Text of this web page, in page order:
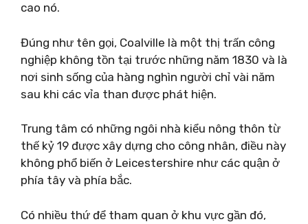
cao nó.
Đúng như tên gọi, Coalville là một thị trấn công
nghiệp không tồn tại trước những năm 1830 và là
nơi sinh sống của hàng nghìn người chỉ vài năm
sau khi các vỉa than được phát hiện.
Trung tâm có những ngôi nhà kiểu nông thôn từ
thế kỷ 19 được xây dựng cho công nhân, điều này
không phổ biến ở Leicestershire như các quận ở
phía tây và phía bắc.
Có nhiều thứ để tham quan ở khu vực gần đó,